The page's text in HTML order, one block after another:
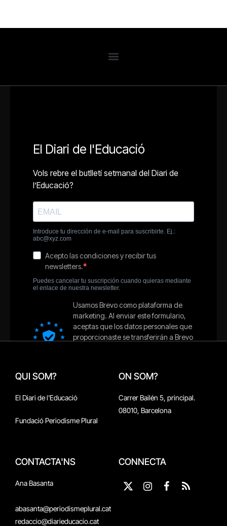
QUI SOM?
El Diari de l'Educació
Fundació Periodisme Plural
ON SOM?
Carrer Bailén 5, principal.
08010, Barcelona
CONTACTA'NS
Ana Basanta
abasanta@periodismeplural.cat
redaccio@diarieducacio.cat
CONNECTA
X
InstagramFacebook
RSS